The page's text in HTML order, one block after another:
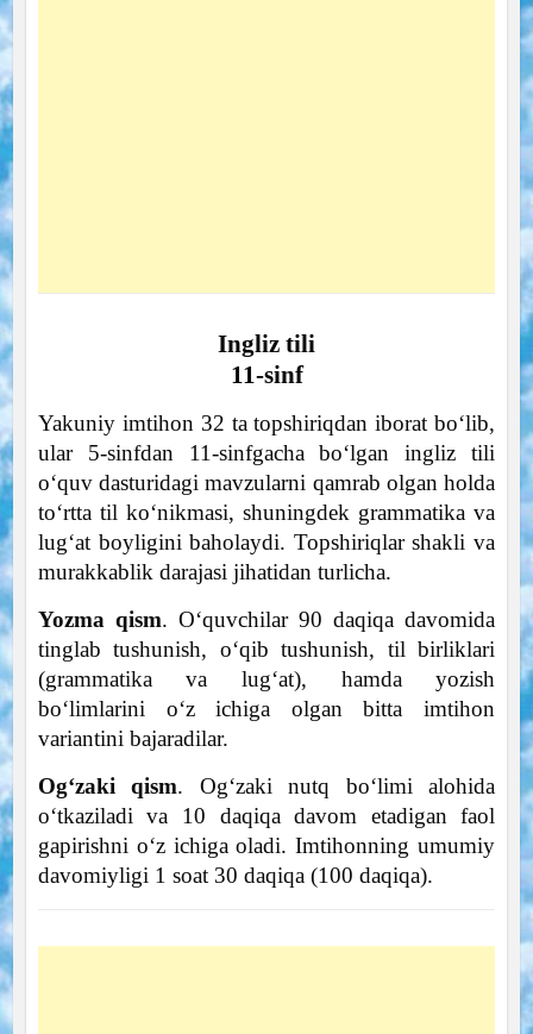
Ingliz tili
11-sinf
Yakuniy imtihon 32 ta topshiriqdan iborat bo‘lib,
ular 5-sinfdan 11-sinfgacha bo‘lgan ingliz tili
o‘quv dasturidagi mavzularni qamrab olgan holda
to‘rtta til ko‘nikmasi, shuningdek grammatika va
lug‘at boyligini baholaydi. Topshiriqlar shakli va
murakkablik darajasi jihatidan turlicha.
Yozma qism. O‘quvchilar 90 daqiqa davomida
tinglab tushunish, o‘qib tushunish, til birliklari
(grammatika va lug‘at), hamda yozish
bo‘limlarini o‘z ichiga olgan bitta imtihon
variantini bajaradilar.
Og‘zaki qism. Og‘zaki nutq bo‘limi alohida
o‘tkaziladi va 10 daqiqa davom etadigan faol
gapirishni o‘z ichiga oladi. Imtihonning umumiy
davomiyligi 1 soat 30 daqiqa (100 daqiqa).